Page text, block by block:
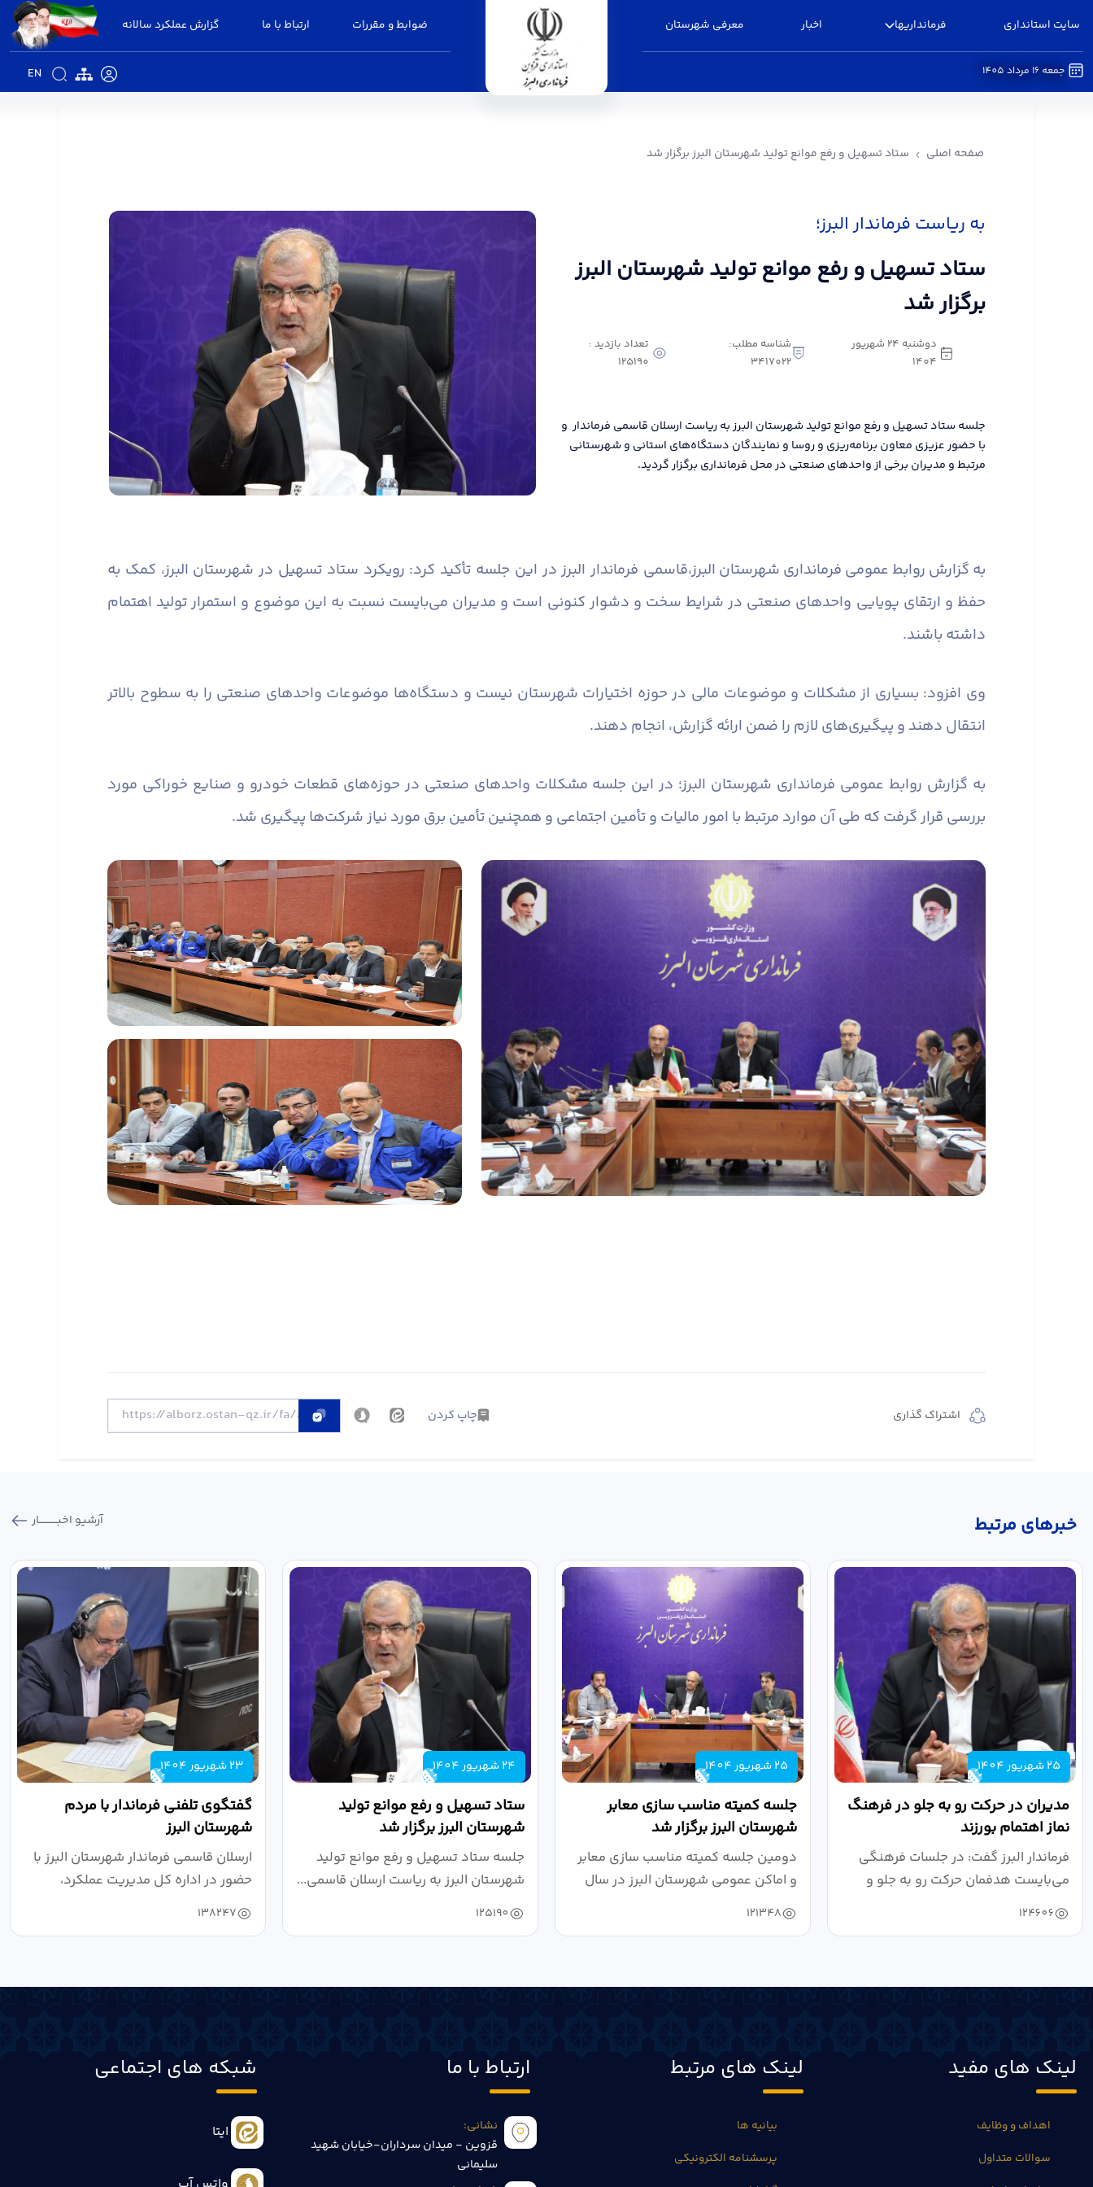
سایت استانداری فرمانداریها اخبار معرفی شهرستان ضوابط و مقررات ارتباط با ما گزارش عملکرد سالانه
EN جمعه 16 مرداد 1405
صفحه اصلی ستاد تسهیل و رفع موانع تولید شهرستان البرز برگزار شد
به ریاست فرماندار البرز؛
ستاد تسهیل و رفع موانع تولید شهرستان البرز
برگزار شد
دوشنبه 24 شهریور
1404
شناسه مطلب:
3417022
تعداد بازدید :
125190
جلسه ستاد تسهیل و رفع موانع تولید شهرستان البرز به ریاست ارسلان قاسمی فرماندار و
با حضور عزیزی معاون برنامه‌ریزی و روسا و نمایندگان دستگاه‌های استانی و شهرستانی
مرتبط و مدیران برخی از واحدهای صنعتی در محل فرمانداری برگزار گردید.
به گزارش روابط عمومی فرمانداری شهرستان البرز،قاسمی فرماندار البرز در این جلسه تأکید کرد: رویکرد ستاد تسهیل در شهرستان البرز، کمک به
حفظ و ارتقای پویایی واحدهای صنعتی در شرایط سخت و دشوار کنونی است و مدیران می‌بایست نسبت به این موضوع و استمرار تولید اهتمام
داشته باشند.
وی افزود: بسیاری از مشکلات و موضوعات مالی در حوزه اختیارات شهرستان نیست و دستگاه‌ها موضوعات واحدهای صنعتی را به سطوح بالاتر
انتقال دهند و پیگیری‌های لازم را ضمن ارائه گزارش، انجام دهند.
به گزارش روابط عمومی فرمانداری شهرستان البرز؛ در این جلسه مشکلات واحدهای صنعتی در حوزه‌های قطعات خودرو و صنایع خوراکی مورد
بررسی قرار گرفت که طی آن موارد مرتبط با امور مالیات و تأمین اجتماعی و همچنین تأمین برق مورد نیاز شرکت‌ها پیگیری شد.
اشتراک گذاری چاپ کردن
خبر‌های مرتبط آرشیو اخبـــــــــــار
25 شهریور 1404
مدیران در حرکت رو به جلو در فرهنگ
نماز اهتمام بورزند
فرماندار البرز گفت: در جلسات فرهنگی
می‌بایست هدفمان حرکت رو به جلو و
دستیابی...
124606
25 شهریور 1404
جلسه کمیته مناسب سازی معابر
شهرستان البرز برگزار شد
دومین جلسه کمیته مناسب سازی معابر
و اماکن عمومی شهرستان البرز در سال
۱۴۰۴ به...
121348
24 شهریور 1404
ستاد تسهیل و رفع موانع تولید
شهرستان البرز برگزار شد
جلسه ستاد تسهیل و رفع موانع تولید
شهرستان البرز به ریاست ارسلان قاسمی...
125190
23 شهریور 1404
گفتگوی تلفنی فرماندار با مردم
شهرستان البرز
ارسلان قاسمی فرماندار شهرستان البرز با
حضور در اداره کل مدیریت عملکرد،
بازرسی...
138247
لینک های مفید
اهداف و وظایف
سوالات متداول
لینک های مرتبط
بیانیه ها
پرسشنامه الکترونیکی
ارتباط با ما
نشانی:
قزوین - میدان سرداران-خیابان شهید
سلیمانی
شبکه های اجتماعی
ایتا